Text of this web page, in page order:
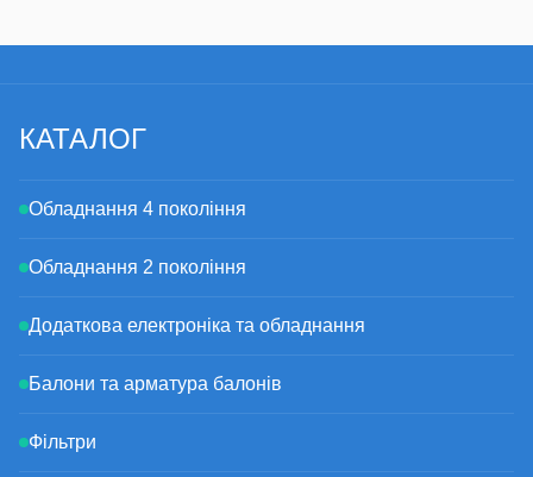
КАТАЛОГ
Обладнання 4 покоління
Обладнання 2 покоління
Додаткова електроніка та обладнання
Балони та арматура балонів
Фільтри